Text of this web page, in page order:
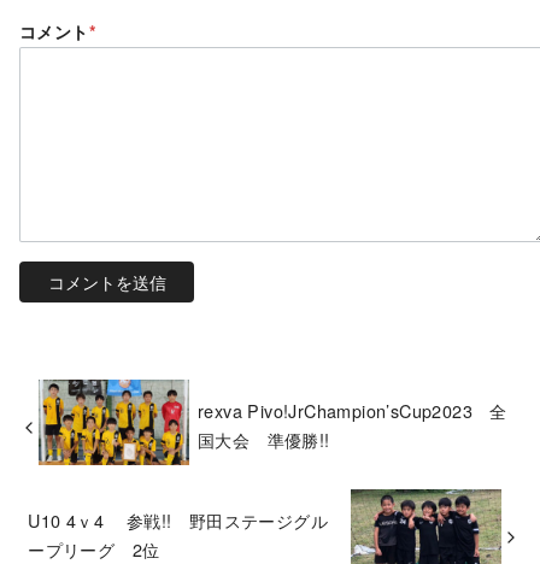
コメント*
rexva Pivo!JrChampion’sCup2023 全
国大会 準優勝!!
U10 4ｖ4 参戦!! 野田ステージグル
ープリーグ 2位